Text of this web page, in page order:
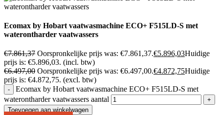
Ecomax by Hobart vaatwasmachine ECO+ F515LD-S met
waterontharder vaatwassers
€7.861,37 Oorspronkelijke prijs was: €7.861,37.€5.896,03Huidige
prijs is: €5.896,03. (incl. btw)
€6.497,00 Oorspronkelijke prijs was: €6.497,00.€4.872,75Huidige
prijs is: €4.872,75. (excl. btw)
Ecomax by Hobart vaatwasmachine ECO+ F515LD-S met
waterontharder vaatwassers aantal
Toevoegen aan winkelwagen